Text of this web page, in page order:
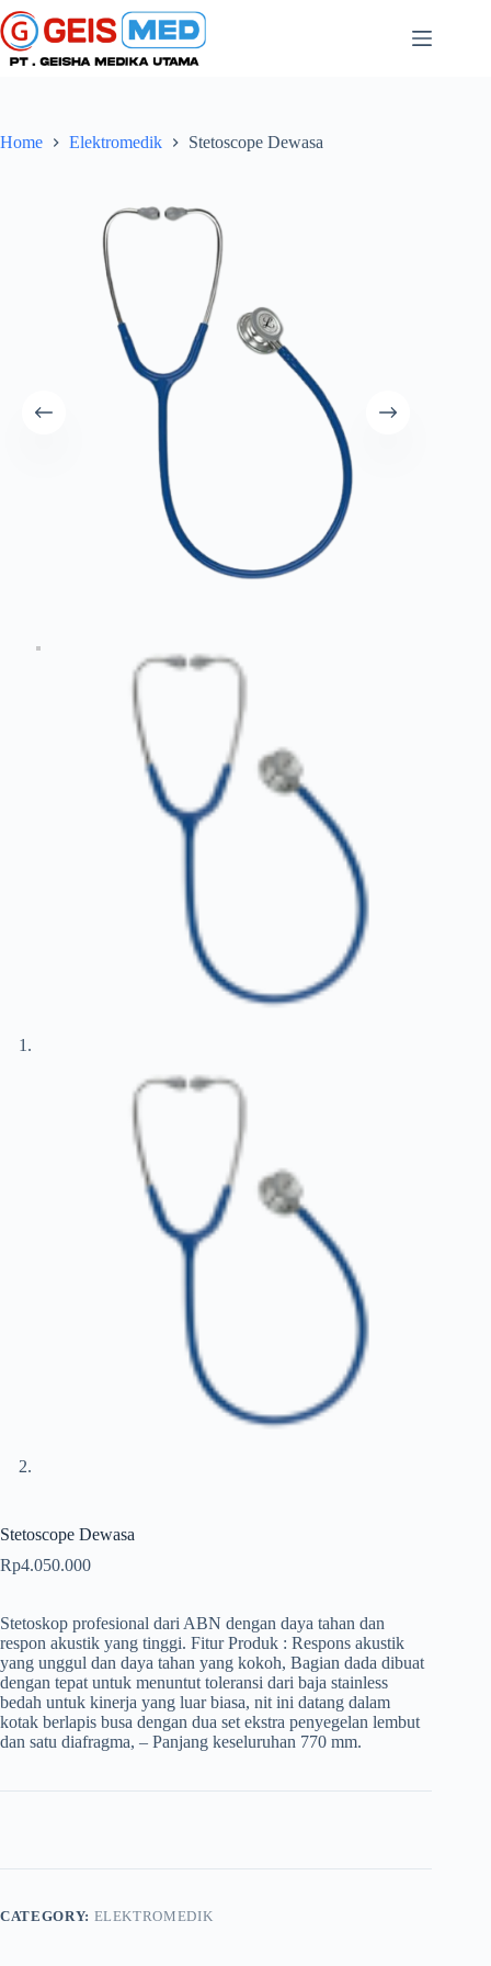
Home Elektromedik Stetoscope Dewasa
Stetoscope Dewasa
Rp4.050.000
Stetoskop profesional dari ABN dengan daya tahan dan
respon akustik yang tinggi. Fitur Produk : Respons akustik
yang unggul dan daya tahan yang kokoh, Bagian dada dibuat
dengan tepat untuk menuntut toleransi dari baja stainless
bedah untuk kinerja yang luar biasa, nit ini datang dalam
kotak berlapis busa dengan dua set ekstra penyegelan lembut
dan satu diafragma, – Panjang keseluruhan 770 mm.
CATEGORY: ELEKTROMEDIK